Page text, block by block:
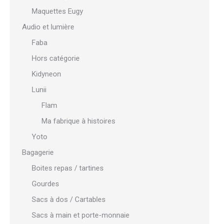
Maquettes Eugy
Audio et lumière
Faba
Hors catégorie
Kidyneon
Lunii
Flam
Ma fabrique à histoires
Yoto
Bagagerie
Boites repas / tartines
Gourdes
Sacs à dos / Cartables
Sacs à main et porte-monnaie